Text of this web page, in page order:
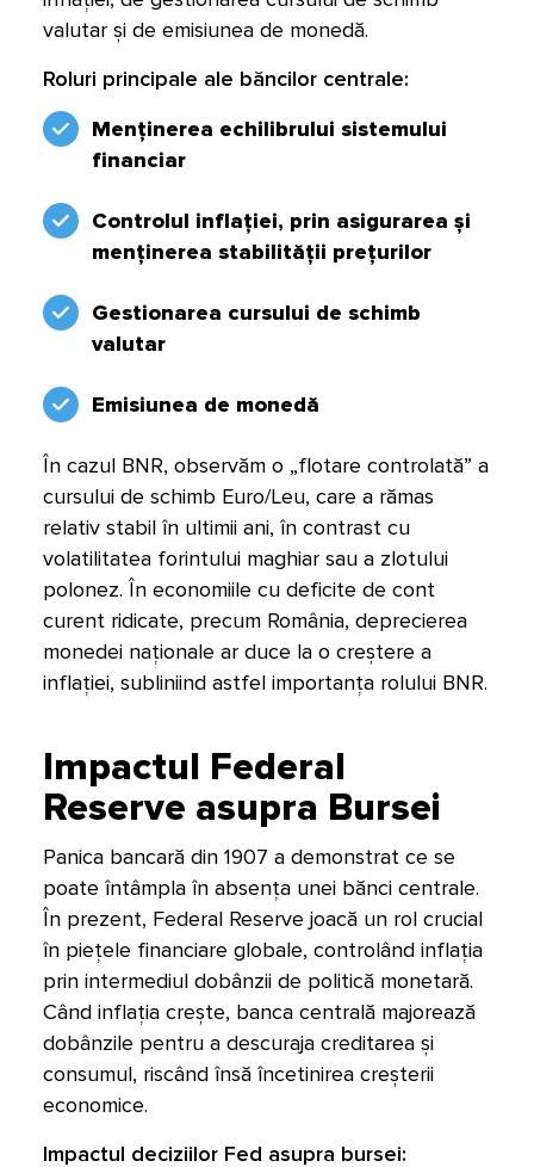
valutar și de emisiunea de monedă.
Roluri principale ale băncilor centrale:
Menținerea echilibrului sistemului
financiar
Controlul inflației, prin asigurarea și
menținerea stabilității prețurilor
Gestionarea cursului de schimb
valutar
Emisiunea de monedă
În cazul BNR, observăm o „flotare controlată” a
cursului de schimb Euro/Leu, care a rămas
relativ stabil în ultimii ani, în contrast cu
volatilitatea forintului maghiar sau a zlotului
polonez. În economiile cu deficite de cont
curent ridicate, precum România, deprecierea
monedei naționale ar duce la o creștere a
inflației, subliniind astfel importanța rolului BNR.
Impactul Federal
Reserve asupra Bursei
Panica bancară din 1907 a demonstrat ce se
poate întâmpla în absența unei bănci centrale.
În prezent, Federal Reserve joacă un rol crucial
în piețele financiare globale, controlând inflația
prin intermediul dobânzii de politică monetară.
Când inflația crește, banca centrală majorează
dobânzile pentru a descuraja creditarea și
consumul, riscând însă încetinirea creșterii
economice.
Impactul deciziilor Fed asupra bursei: